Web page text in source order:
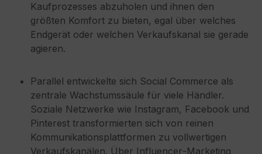
Kaufprozesses abzuholen und ihnen den
größten Komfort zu bieten, egal über welches
Endgerät oder welchen Verkaufskanal sie gerade
agieren.
Parallel entwickelte sich Social Commerce als
zentrale Wachstumssäule für viele Händler.
Soziale Netzwerke wie Instagram, Facebook und
Pinterest transformierten sich von reinen
Kommunikationsplattformen zu vollwertigen
Verkaufskanälen. Über Influencer‑Marketing